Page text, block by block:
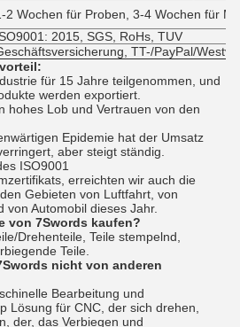
2 Wochen für Proben, 3-4 Wochen für
2015, SGS, RoHs, TUV
TT-/PayPal/
für 15 Jahre teilgenommen, und
werden exportiert.
hohes Lob und Vertrauen von den
Epidemie hat der Umsatz
aber steigt ständig.
ISO9001
erreichten wir auch die
Gebieten von Luftfahrt, von
Automobil dieses Jahr.
von 7Swords kaufen?
Drehenteile, Teile stempelnd,
Teile.
nicht von anderen
Bearbeitung und
Lösung für CNC, der sich drehen,
der, das Verbiegen und